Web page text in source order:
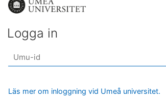
Logga in
Läs mer om inloggning vid Umeå universitet.